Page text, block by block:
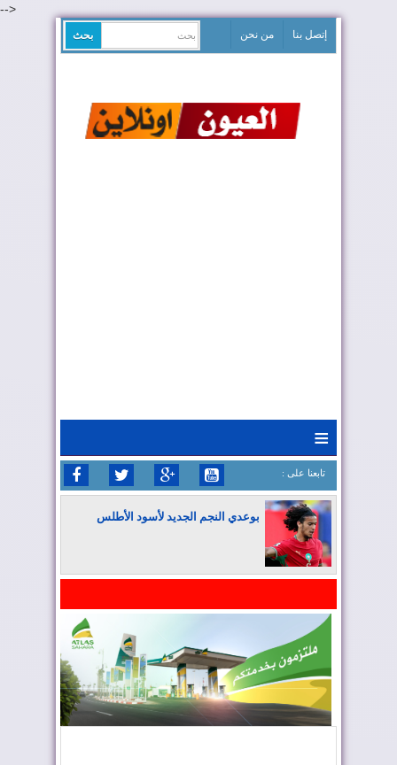
-->
إتصل بنا من نحن
≡
: تابعنا على
بوعدي النجم الجديد لأسود الأطلس
المغرب يعزز موقعه في صناعة الطيران